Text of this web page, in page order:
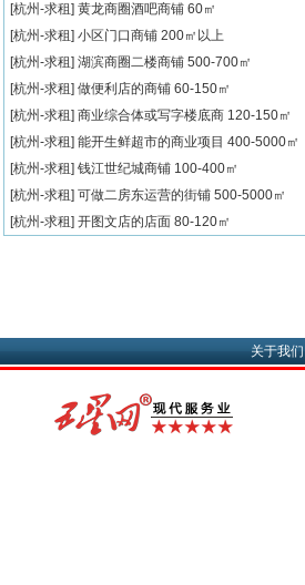
[杭州-求租] 黄龙商圈酒吧商铺 60㎡
[杭州-求租] 小区门口商铺 200㎡以上
[杭州-求租] 湖滨商圈二楼商铺 500-700㎡
[杭州-求租] 做便利店的商铺 60-150㎡
[杭州-求租] 商业综合体或写字楼底商 120-150㎡
[杭州-求租] 能开生鲜超市的商业项目 400-5000㎡
[杭州-求租] 钱江世纪城商铺 100-400㎡
[杭州-求租] 可做二房东运营的街铺 500-5000㎡
[杭州-求租] 开图文店的店面 80-120㎡
关于我们